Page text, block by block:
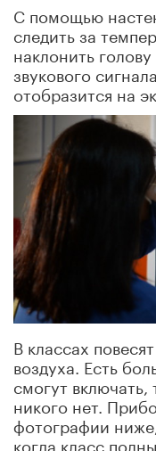
С помощью
следить за
наклонить
звукового
отобразится на
В классах
воздуха. Есть
смогут
никого нет.
фотографии
когда класс